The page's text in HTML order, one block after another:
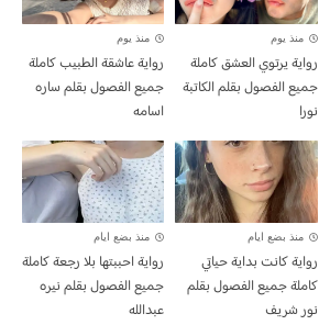
منذ يوم
رواية يرتوي العشق كاملة
جميع الفصول بقلم الكاتبة
نورا
منذ يوم
رواية عاشقة الطبيب كاملة
جميع الفصول بقلم ساره
اسامه
منذ بضع ايام
رواية كانت بداية حياتي
كاملة جميع الفصول بقلم
نور شريف
منذ بضع ايام
رواية احببتها بلا رجعة كاملة
جميع الفصول بقلم نيره
عبدالله